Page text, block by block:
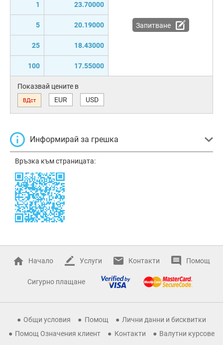
1 23.70000
5 20.19000
25 18.43000
100 17.55000
Запитване
Показвай цените в
ВДст EUR USD
Информирай за грешка
Връзка към страницата:
Начало Услуги Контакти Помощ
Сигурно плащане
Общи условия Помощ
Лични данни и бисквитки
Помощ Означения клиент
Контакти
Валутни курсове